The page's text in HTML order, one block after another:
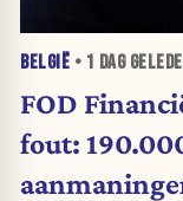
BELGIË • 1 DAG
FOD
fout: